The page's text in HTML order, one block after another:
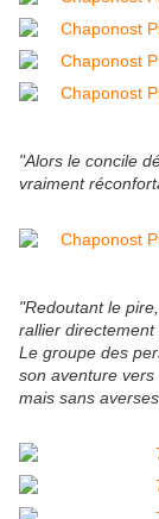
"Alors le concile
vraiment
"Redoutant le
rallier directement
Le groupe des
son aventure
mais sans